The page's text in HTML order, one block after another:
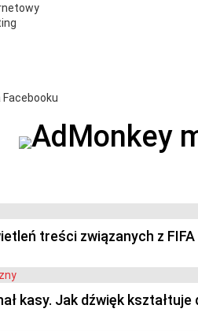
treści związanych z
kasy. Jak dźwięk